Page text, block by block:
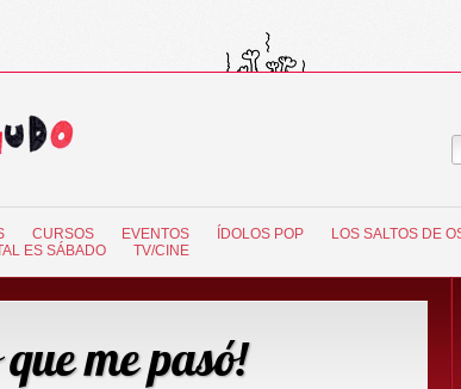
CURSOS EVENTOS ÍDOLOS POP LOS SALTOS DE
ES SÁBADO TV/CINE
me pasó!